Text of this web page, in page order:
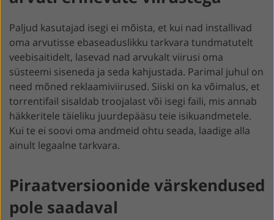
Paljud kasutajad isegi ei mõista, et kui nad installivad
oma arvutisse ebaseaduslikku tarkvara tundmatutelt
veebisaitidelt, lasevad nad arvukalt viirusi oma
süsteemi siseneda ja seda kahjustada. Parimal juhul on
need mõned reklaamiviirused. Siiski on ka võimalus, et
torrentifail sisaldab troojalast või isegi faili, mis annab
häkkeritele täieliku juurdepääsu teie isikuandmetele.
Kui te ei soovi oma andmeid ohtu seada, laadige alla
ainult legaalne tarkvara.
Piraatversioonide värskendused
pole saadaval